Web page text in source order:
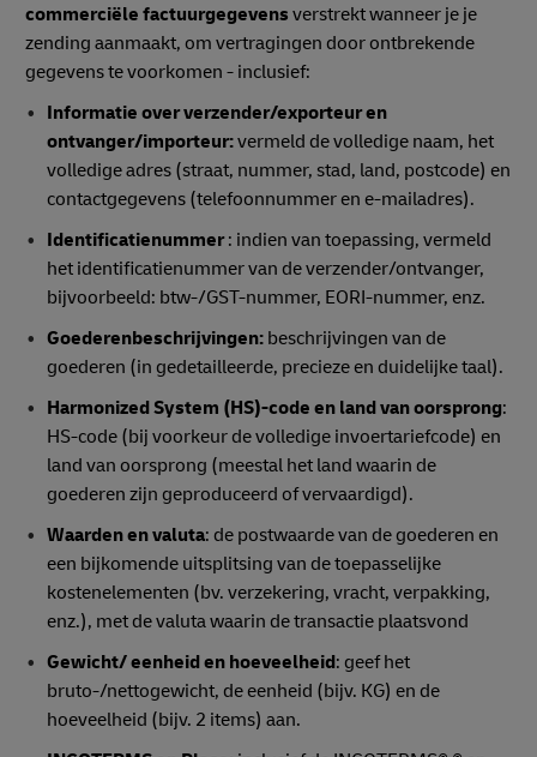
commerciële factuurgegevens verstrekt wanneer je je
zending aanmaakt, om vertragingen door ontbrekende
gegevens te voorkomen - inclusief:
Informatie over verzender/exporteur en
ontvanger/importeur:vermeld de volledige naam, het
volledige adres (straat, nummer, stad, land, postcode) en
contactgegevens (telefoonnummer en e-mailadres).
Identificatienummer: indien van toepassing, vermeld
het identificatienummer van de verzender/ontvanger,
bijvoorbeeld: btw-/GST-nummer, EORI-nummer, enz.
Goederenbeschrijvingen: beschrijvingen van de
goederen (in gedetailleerde, precieze en duidelijke taal).
Harmonized System (HS)-code en land van oorsprong:
HS-code (bij voorkeur de volledige invoertariefcode) en
land van oorsprong (meestal het land waarin de
goederen zijn geproduceerd of vervaardigd).
Waardenen valuta: de postwaarde van de goederen en
een bijkomende uitsplitsing van de toepasselijke
kostenelementen (bv. verzekering, vracht, verpakking,
enz.), met de valuta waarin de transactie plaatsvond
Gewicht/ eenheid en hoeveelheid: geef het
bruto-/nettogewicht, de eenheid (bijv. KG) en de
hoeveelheid (bijv. 2 items) aan.